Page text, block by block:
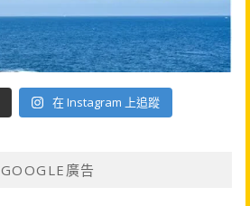
在 Instagram 上追蹤
GOOGLE廣告